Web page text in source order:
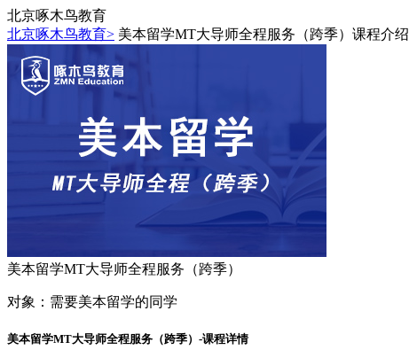
北京啄木鸟教育
北京啄木鸟教育> 美本留学MT大导师全程服务（跨季）课程介绍
美本留学MT大导师全程服务（跨季）
对象： 需要美本留学的同学
美本留学MT大导师全程服务（跨季）-课程详情